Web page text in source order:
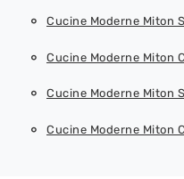
Cucine Moderne Miton
Cucine Moderne Miton
Cucine Moderne Miton
Cucine Moderne Miton